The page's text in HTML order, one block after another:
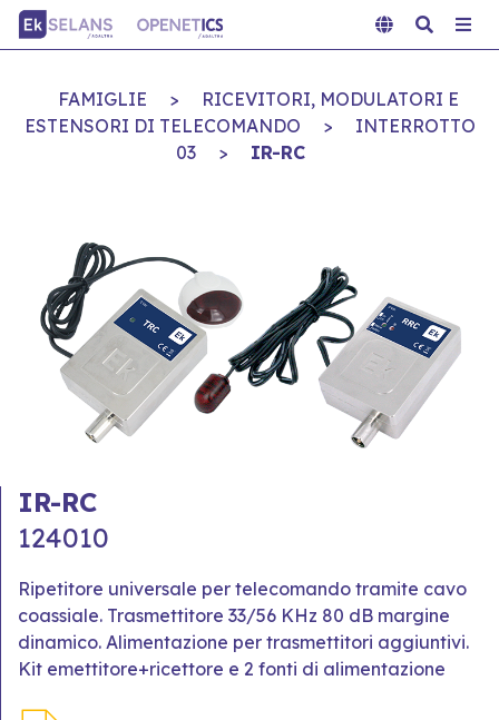
FAMIGLIE >
RICEVITORI, MODULATORI E
ESTENSORI DI TELECOMANDO
>
INTERROTTO
03
> IR-RC
IR-RC
124010
Ripetitore universale per telecomando tramite cavo
coassiale. Trasmettitore 33/56 KHz 80 dB margine
dinamico. Alimentazione per trasmettitori aggiuntivi.
Kit emettitore+ricettore e 2 fonti di alimentazione